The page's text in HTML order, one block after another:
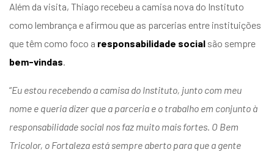
Além da visita, Thiago recebeu a camisa nova do Instituto
como lembrança e afirmou que as parcerias entre instituições
que têm como foco a responsabilidade social são sempre
bem-vindas.
“Eu estou recebendo a camisa do Instituto, junto com meu
nome e queria dizer que a parceria e o trabalho em conjunto à
responsabilidade social nos faz muito mais fortes. O Bem
Tricolor, o Fortaleza está sempre aberto para que a gente